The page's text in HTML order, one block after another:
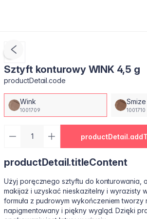
Sztyft konturowy WINK 4,5 g
productDetail.code
Wink
1001709
Smize
1001710
productDetail.titleContent
Użyj poręcznego sztyftu do konturowania,
makijaż i uzyskać nieskazitelny i wyrazisty
formuła z pudrowym wykończeniem tworzy
napigmentowany i piękny wygląd. Dzięki